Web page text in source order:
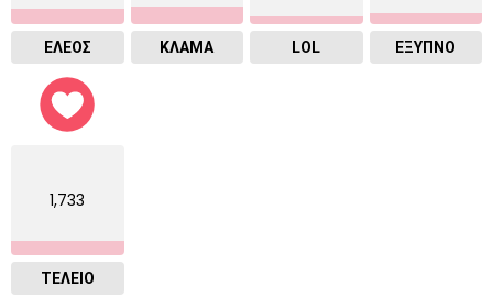
ΕΛΕΟΣ ΚΛΑΜΑ LOL ΈΞΥΠΝΟ
1,733
ΤΕΛΕΙΟ